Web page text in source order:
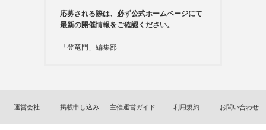
応募される際は、必ず公式ホームページにて
最新の開催情報をご確認ください。
「登竜門」編集部
運営会社 掲載申し込み 主催運営ガイド 利用規約 お問い合わせ